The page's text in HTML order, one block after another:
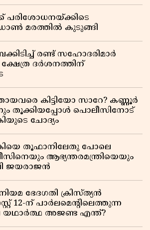
പരിശോധനയ്ക്കിടെ
മരത്തിൽ കുടുങ്ങി
രണ്ട് സഹോദരിമാർ
ക്ഷേത്ര ദർശനത്തിന്
കിട്ടിയോ സാറേ? കണ്ണൂർ
തൂക്കിയപ്പോൾ പൊലീസിനോട്
ചോദ്യം
തൂഫാനിലേതു പോലെ
ആഭ്യന്തരമന്ത്രിയെയും
ജയരാജൻ
ഭേദഗതി ക്രിസ്ത്യൻ
12-ന് പാർലമെന്റിലെത്തുന്ന
യഥാർത്ഥ അജണ്ട എന്ത്?